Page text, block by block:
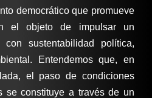
democrático que promueve
el objeto de impulsar un
sustentabilidad política,
Entendemos que, en
el paso de condiciones
se constituye a través de un